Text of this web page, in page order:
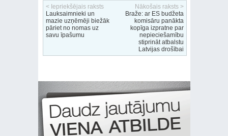
< Iepriekšējais raksts
Lauksaimnieki un
mazie uzņēmēji biežāk
pāriet no nomas uz
savu īpašumu
Nākošais raksts >
Braže: ar ES budžeta
komisāru panākta
kopīga izpratne par
nepieciešamību
stiprināt atbalstu
Latvijas drošībai